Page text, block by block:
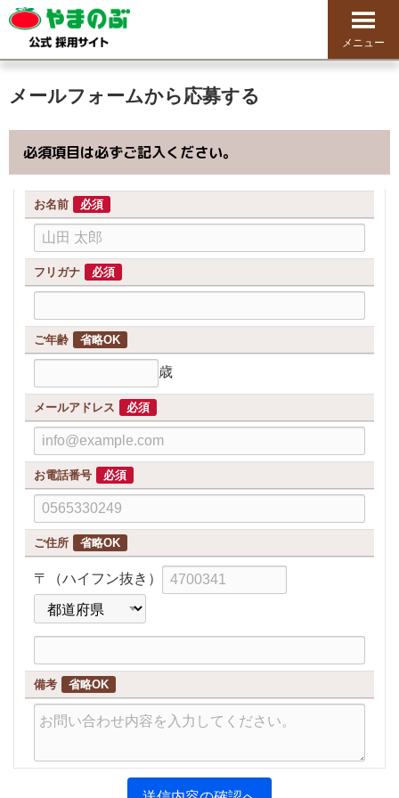
メニュー
メールフォームから応募する
必須項目は必ずご記入ください。
お名前 必須
フリガナ 必須
ご年齢 省略OK
歳
メールアドレス 必須
お電話番号 必須
ご住所 省略OK
〒（ハイフン抜き）
道
県
備考 省略OK